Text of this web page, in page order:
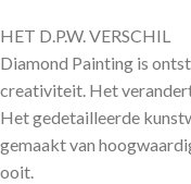
HET D.P.W. VERSCHIL
Diamond Painting is
creativiteit. Het
Het gedetailleerde
gemaakt van
ooit.